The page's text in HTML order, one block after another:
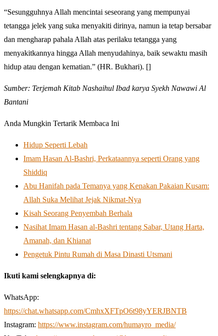
“Sesungguhnya Allah mencintai seseorang yang mempunyai
tetangga jelek yang suka menyakiti dirinya, namun ia tetap bersabar
dan mengharap pahala Allah atas perilaku tetangga yang
menyakitkannya hingga Allah menyudahinya, baik sewaktu masih
hidup atau dengan kematian.” (HR. Bukhari). []
Sumber: Terjemah Kitab Nashaihul Ibad karya Syekh Nawawi Al
Bantani
Anda Mungkin Tertarik Membaca Ini
Hidup Seperti Lebah
Imam Hasan Al-Bashri, Perkataannya seperti Orang yang
Shiddiq
Abu Hanifah pada Temanya yang Kenakan Pakaian Kusam:
Allah Suka Melihat Jejak Nikmat-Nya
Kisah Seorang Penyembah Berhala
Nasihat Imam Hasan al-Bashri tentang Sabar, Utang Harta,
Amanah, dan Khianat
Pengetuk Pintu Rumah di Masa Dinasti Utsmani
Ikuti kami selengkapnya di:
WhatsApp:
https://chat.whatsapp.com/CmhxXFTpO6t98yYERJBNTB
Instagram: https://www.instagram.com/humayro_media/